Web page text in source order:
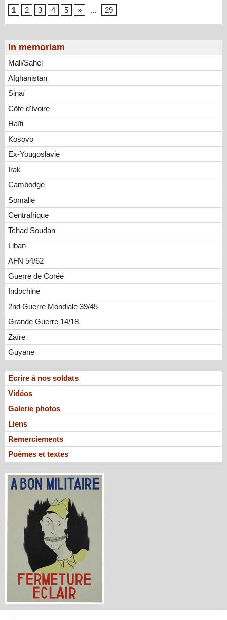
In memoriam
Mali/Sahel
Afghanistan
Sinaï
Côte d'Ivoire
Haïti
Kosovo
Ex-Yougoslavie
Irak
Cambodge
Somalie
Centrafrique
Tchad Soudan
Liban
AFN 54/62
Guerre de Corée
Indochine
2nd Guerre Mondiale 39/45
Grande Guerre 14/18
Zaïre
Guyane
Ecrire à nos soldats
Vidéos
Galerie photos
Liens
Remerciements
Poèmes et textes
1
2 3 4 5 » ... 29